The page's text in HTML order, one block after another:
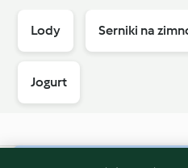
Lody Serniki na
Jogurt